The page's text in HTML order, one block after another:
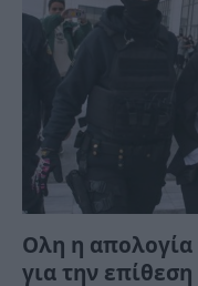
Ολη η απολογία
για την